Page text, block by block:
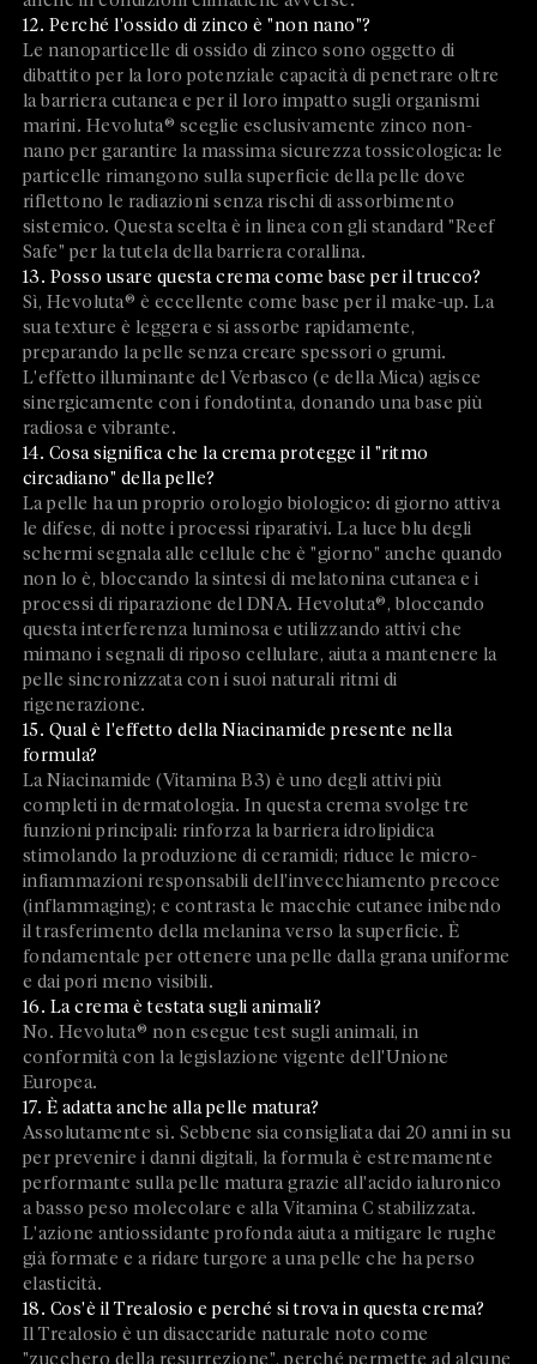
12. Perché l'ossido di zinco è "non nano"?
Le nanoparticelle di ossido di zinco sono oggetto di
dibattito per la loro potenziale capacità di penetrare oltre
la barriera cutanea e per il loro impatto sugli organismi
marini. Hevoluta® sceglie esclusivamente zinco non-
nano per garantire la massima sicurezza tossicologica: le
particelle rimangono sulla superficie della pelle dove
riflettono le radiazioni senza rischi di assorbimento
sistemico. Questa scelta è in linea con gli standard "Reef
Safe" per la tutela della barriera corallina.
13. Posso usare questa crema come base per il trucco?
Sì, Hevoluta® è eccellente come base per il make-up. La
sua texture è leggera e si assorbe rapidamente,
preparando la pelle senza creare spessori o grumi.
L'effetto illuminante del Verbasco (e della Mica) agisce
sinergicamente con i fondotinta, donando una base più
radiosa e vibrante.
14. Cosa significa che la crema protegge il "ritmo
circadiano" della pelle?
La pelle ha un proprio orologio biologico: di giorno attiva
le difese, di notte i processi riparativi. La luce blu degli
schermi segnala alle cellule che è "giorno" anche quando
non lo è, bloccando la sintesi di melatonina cutanea e i
processi di riparazione del DNA. Hevoluta®, bloccando
questa interferenza luminosa e utilizzando attivi che
mimano i segnali di riposo cellulare, aiuta a mantenere la
pelle sincronizzata con i suoi naturali ritmi di
rigenerazione.
15. Qual è l'effetto della Niacinamide presente nella
formula?
La Niacinamide (Vitamina B3) è uno degli attivi più
completi in dermatologia. In questa crema svolge tre
funzioni principali: rinforza la barriera idrolipidica
stimolando la produzione di ceramidi; riduce le micro-
infiammazioni responsabili dell'invecchiamento precoce
(inflammaging); e contrasta le macchie cutanee inibendo
il trasferimento della melanina verso la superficie. È
fondamentale per ottenere una pelle dalla grana uniforme
e dai pori meno visibili.
16. La crema è testata sugli animali?
No. Hevoluta® non esegue test sugli animali, in
conformità con la legislazione vigente dell'Unione
Europea.
17. È adatta anche alla pelle matura?
Assolutamente sì. Sebbene sia consigliata dai 20 anni in su
per prevenire i danni digitali, la formula è estremamente
performante sulla pelle matura grazie all'acido ialuronico
a basso peso molecolare e alla Vitamina C stabilizzata.
L'azione antiossidante profonda aiuta a mitigare le rughe
già formate e a ridare turgore a una pelle che ha perso
elasticità.
18. Cos'è il Trealosio e perché si trova in questa crema?
Il Trealosio è un disaccaride naturale noto come
"zucchero della resurrezione", perché permette ad alcune